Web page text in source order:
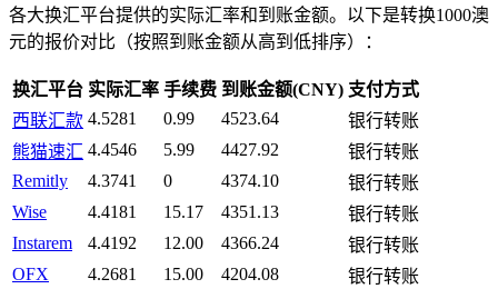
各大换汇平台提供的实际汇率和到账金额。以下是转换1000澳
元的报价对比（按照到账金额从高到低排序）：
换汇平台 实际汇率 手续费 到账金额(CNY) 支付方式
西联汇款 4.5281 0.99 4523.64
银行转账
熊猫速汇 4.4546 5.99 4427.92
银行转账
Remitly
4.3741 0 4374.10
银行转账
Wise
4.4181 15.17 4351.13
银行转账
Instarem
4.4192 12.00 4366.24
银行转账
OFX
4.2681 15.00 4204.08 银行转账